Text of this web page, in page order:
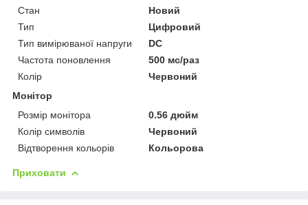
Стан
Новий
Тип
Цифровий
Тип вимірюваної напруги
DC
Частота поновлення
500 мс/раз
Колір
Червоний
Монітор
Розмір монітора
0.56 дюйм
Колір символів
Червоний
Відтворення кольорів
Кольорова
Приховати